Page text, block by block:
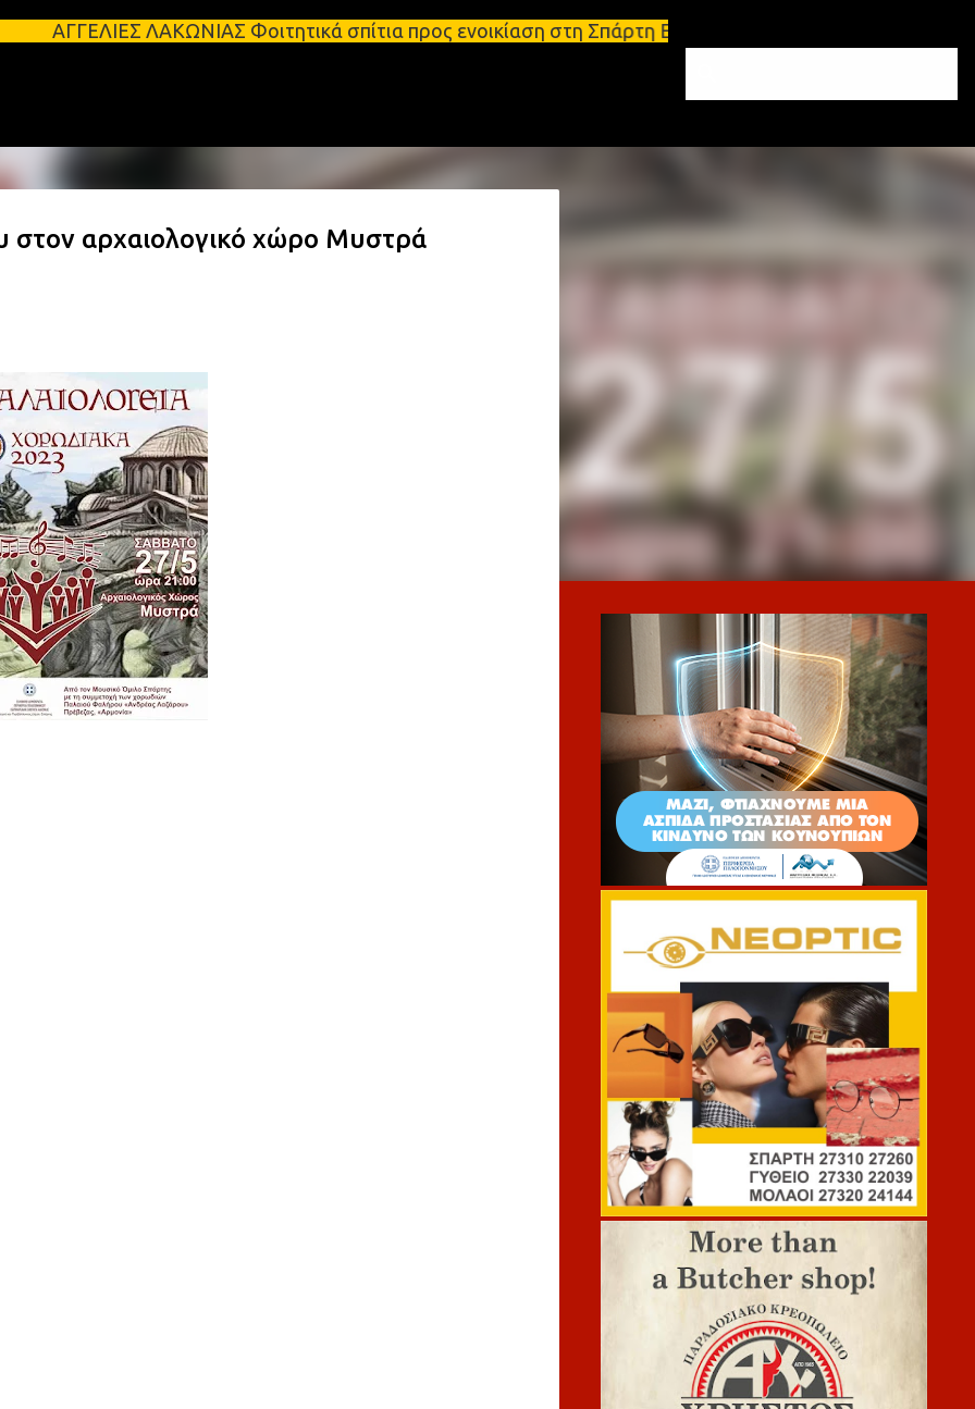
Μετάβαση στο κύριο περιεχόμενο
ΛΑΚΩΝΙΑΣ Φοιτητικά σπίτια προς ενοικίαση στη Σπάρτη Ενοικιάσεις διαμερισμάτων Σπάρτη
αρχαιολογικό χώρο Μυστρά